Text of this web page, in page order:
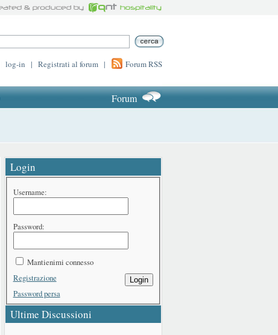
log-in | Registrati al forum | Forum RSS
Forum
Login
Username:
Password:
Mantienimi connesso
Login
Registrazione
Password persa
Ultime Discussioni